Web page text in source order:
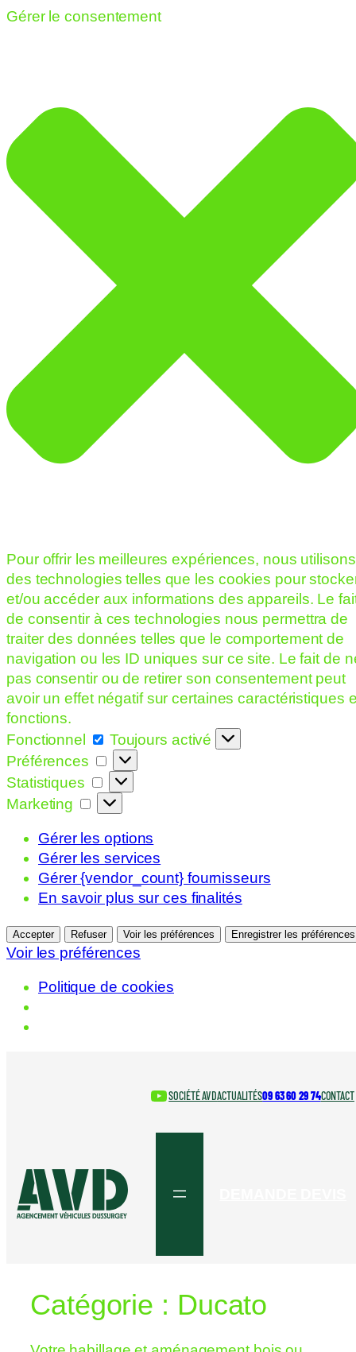
Gérer le consentement
Pour offrir les meilleures expériences, nous utilisons
des technologies telles que les cookies pour
et/ou accéder aux informations des appareils. Le
de consentir à ces technologies nous permettra de
traiter des données telles que le comportement de
navigation ou les ID uniques sur ce site. Le fait de
pas consentir ou de retirer son consentement peut
avoir un effet négatif sur certaines caractéristiques
fonctions.
Fonctionnel
Fonctionnel
Toujours activé
Préférences
Préférences
Statistiques
Statistiques
Marketing
Marketing
Gérer les options
Gérer les services
Gérer {vendor_count} fournisseurs
En savoir plus sur ces finalités
Accepter Refuser Voir les préférences Enregistrer les préférences
Voir les préférences
Politique de cookies
YouTube
SOCIÉTÉ AVDACTUALITÉS09 63 60 29 74CONTACT
Catégorie : Ducato